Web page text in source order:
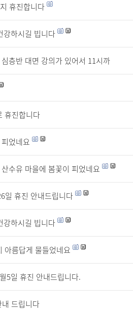
휴진합니다
강하시길 빕니다
층반 대면 강의가 있어서 11시까
휴진합니다
었네요
수유 마을에 봄꽃이 피었네요
일 휴진 안내드립니다
강하시길 빕니다
아름답게 물들었네요
5일 휴진 안내드립니다.
드립니다